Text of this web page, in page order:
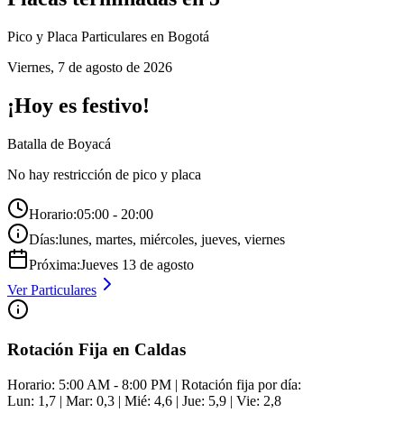
Pico y Placa Particulares en Bogotá
Viernes, 7 de agosto de 2026
¡Hoy es festivo!
Batalla de Boyacá
No hay restricción de pico y placa
Horario:05:00 - 20:00
Días:lunes, martes, miércoles, jueves, viernes
Próxima:Jueves 13 de agosto
VerParticulares
Rotación Fija en Caldas
Horario: 5:00 AM - 8:00 PM | Rotación fija por día:
Lun: 1,7 | Mar: 0,3 | Mié: 4,6 | Jue: 5,9 | Vie: 2,8